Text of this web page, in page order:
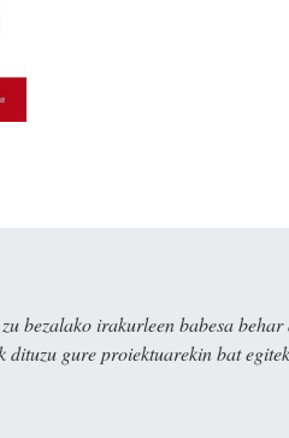
bezalako irakurleen babesa
gure proiektuarekin bat